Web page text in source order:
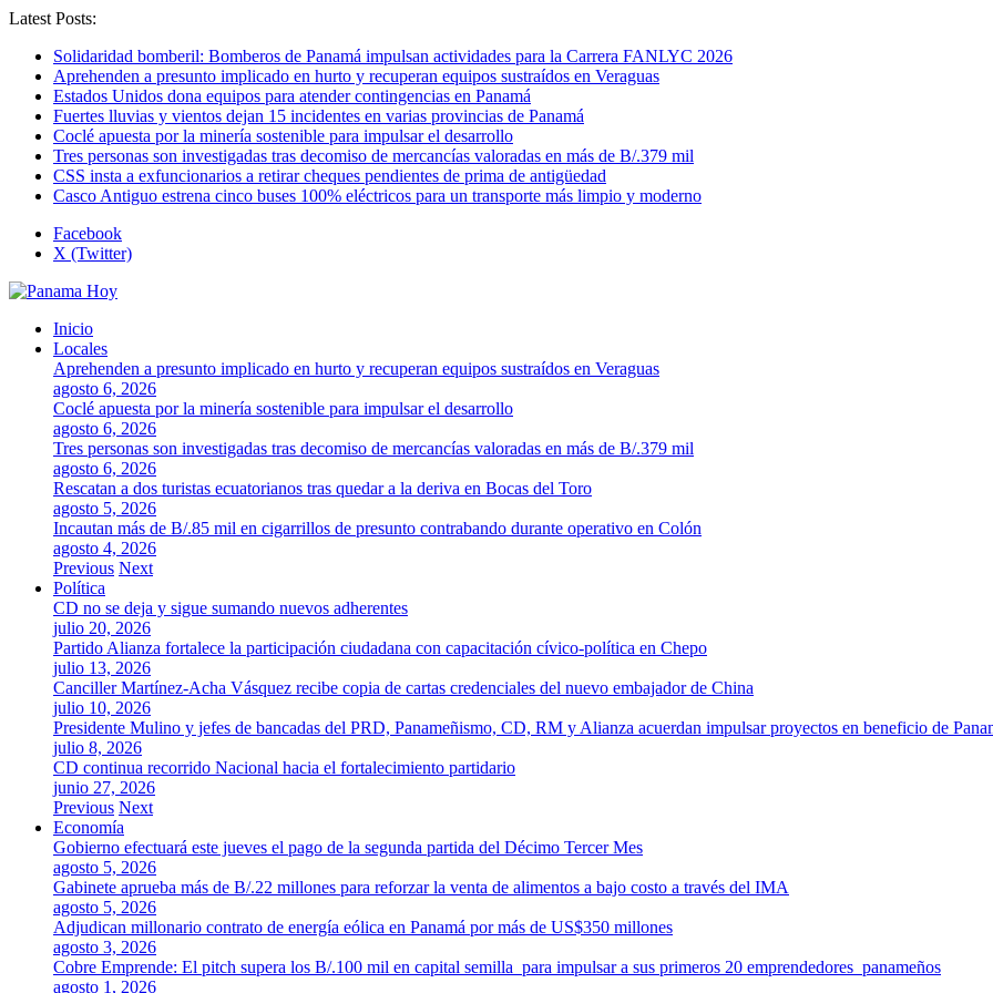
Latest Posts:
Solidaridad bomberil: Bomberos de Panamá impulsan actividades para la Carrera FANLYC 2026
Aprehenden a presunto implicado en hurto y recuperan equipos sustraídos en Veraguas
Estados Unidos dona equipos para atender contingencias en Panamá
Fuertes lluvias y vientos dejan 15 incidentes en varias provincias de Panamá
Coclé apuesta por la minería sostenible para impulsar el desarrollo
Tres personas son investigadas tras decomiso de mercancías valoradas en más de B/.379 mil
CSS insta a exfuncionarios a retirar cheques pendientes de prima de antigüedad
Casco Antiguo estrena cinco buses 100% eléctricos para un transporte más limpio y moderno
Facebook
X (Twitter)
Inicio
Locales
Aprehenden a presunto implicado en hurto y recuperan equipos sustraídos en Veraguas
agosto 6, 2026
Coclé apuesta por la minería sostenible para impulsar el desarrollo
agosto 6, 2026
Tres personas son investigadas tras decomiso de mercancías valoradas en más de B/.379 mil
agosto 6, 2026
Rescatan a dos turistas ecuatorianos tras quedar a la deriva en Bocas del Toro
agosto 5, 2026
Incautan más de B/.85 mil en cigarrillos de presunto contrabando durante operativo en Colón
agosto 4, 2026
Previous Next
Política
CD no se deja y sigue sumando nuevos adherentes
julio 20, 2026
Partido Alianza fortalece la participación ciudadana con capacitación cívico-política en Chepo
julio 13, 2026
Canciller Martínez-Acha Vásquez recibe copia de cartas credenciales del nuevo embajador de China
julio 10, 2026
Presidente Mulino y jefes de bancadas del PRD, Panameñismo, CD, RM y Alianza acuerdan impulsar proyectos en beneficio de
julio 8, 2026
CD continua recorrido Nacional hacia el fortalecimiento partidario
junio 27, 2026
Previous Next
Economía
Gobierno efectuará este jueves el pago de la segunda partida del Décimo Tercer Mes
agosto 5, 2026
Gabinete aprueba más de B/.22 millones para reforzar la venta de alimentos a bajo costo a través del IMA
agosto 5, 2026
Adjudican millonario contrato de energía eólica en Panamá por más de US$350 millones
agosto 3, 2026
Cobre Emprende: El pitch supera los B/.100 mil en capital semilla para impulsar a sus primeros 20 emprendedores panameños
agosto 1, 2026